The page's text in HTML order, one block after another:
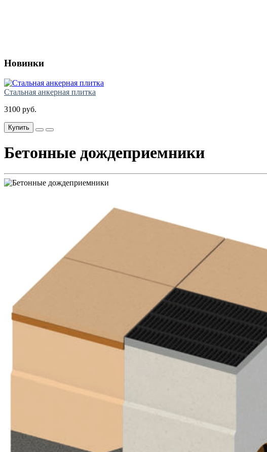
Новинки
Стальная анкерная плитка
3100 руб.
Купить
Бетонные дождеприемники